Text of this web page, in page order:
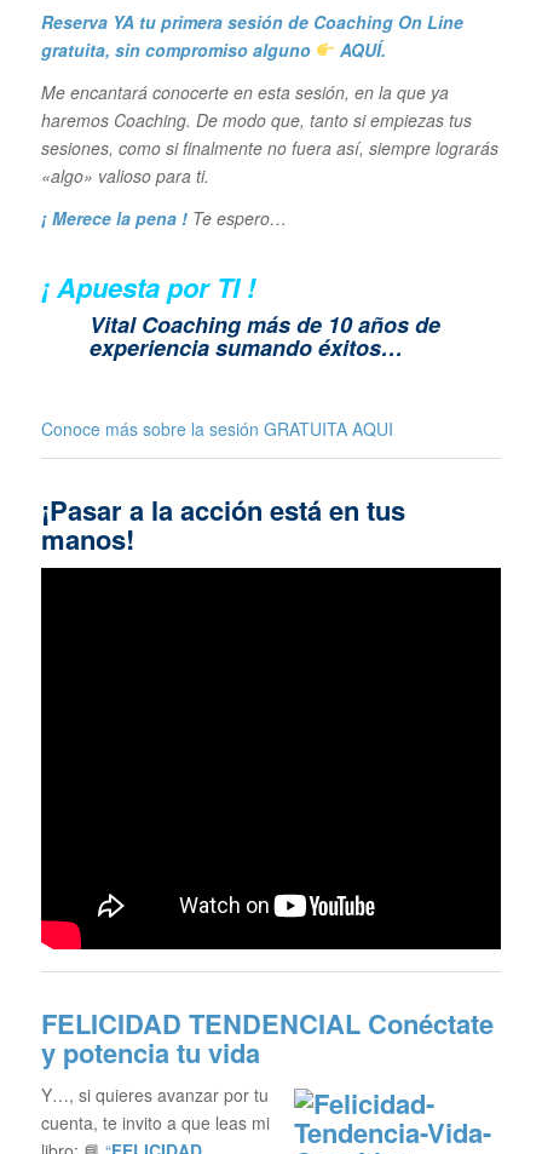
Reserva YA tu primera sesión de Coaching On Line
gratuita, sin compromiso alguno
AQUÍ.
Me encantará conocerte en esta sesión, en la que ya
haremos Coaching. De modo que, tanto si empiezas tus
sesiones, como si finalmente no fuera así, siempre lograrás
«algo» valioso para ti.
¡ Merece la pena ! Te espero…
¡ Apuesta por TI !
Vital Coaching más de 10 años de
experiencia sumando éxitos…
Conoce más sobre la sesión GRATUITA AQUI
¡Pasar a la acción está en tus
manos!
FELICIDAD TENDENCIAL Conéctate
y potencia tu vida
Y…, si quieres avanzar por tu
cuenta, te invito a que leas mi